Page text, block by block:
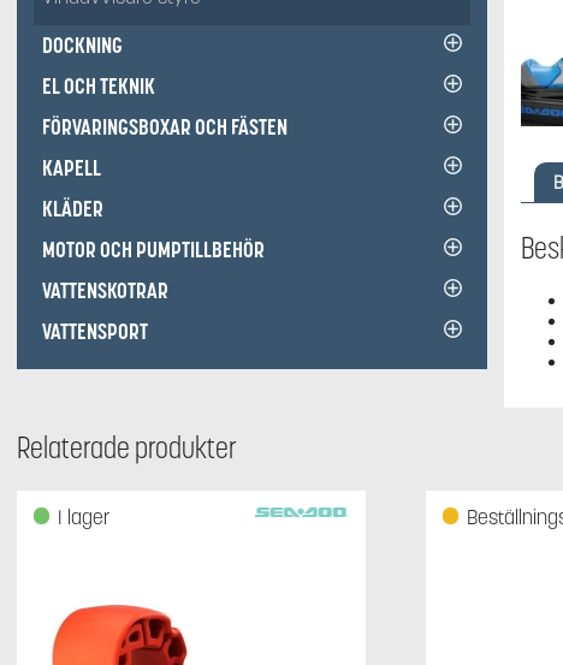
DOCKNING
EL OCH TEKNIK
FÖRVARINGSBOXAR OCH FÄSTEN
KAPELL
KLÄDER
MOTOR OCH PUMPTILLBEHÖR
VATTENSKOTRAR
VATTENSPORT
Relaterade produkter
I lager